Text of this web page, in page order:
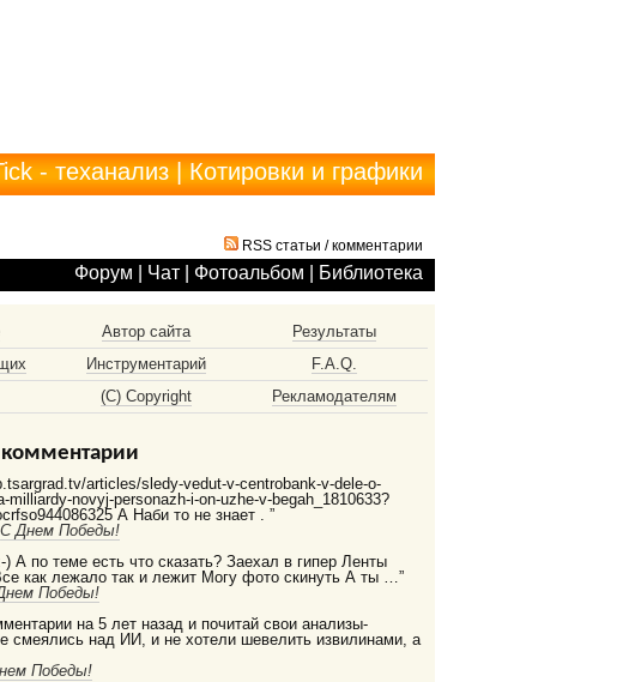
- теханализ Котировки и графики
RSS статьи /комментарии
Форум Чат Фотоальбом Библиотека
Автор сайта
Результаты
Инструментарий
F.A.Q.
(С) Copyright Рекламодателям
articles/sledy-vedut-v-centrobank-v-dele-o-
milliardy-novyj-personazh-i-on-uzhe-v-begah_1810633?
А Наби то не знает . ”
C Днем Победы!
) А по теме есть что сказать? Заехал в гипер Ленты
как лежало так и лежит Могу фото скинуть А ты …”
Победы!
на 5 лет назад и почитай свои анализы-
смеялись над ИИ, и не хотели шевелить извилинами, а
Победы!